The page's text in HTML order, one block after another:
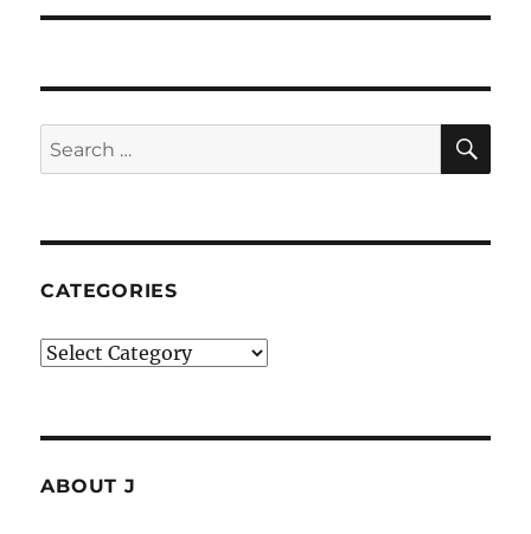
Search
for:
CATEGORIES
Categories
ABOUT J